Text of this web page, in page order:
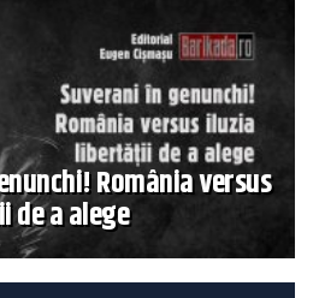
România versus
de a alege